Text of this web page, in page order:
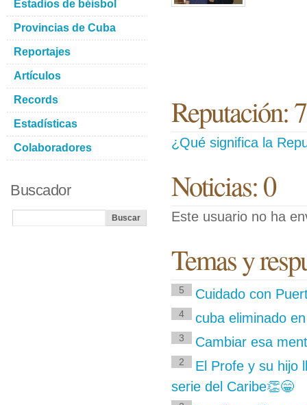
Reputación:
¿Qué significa la
Noticias: 0
Este usuario no ha
Temas y
5 Cuidado con
4 cuba eliminado
3 Cambiar esa
2
El Profe y su hijo
serie del Caribe👏😁
Estadios de béisbol
Provincias de Cuba
Reportajes
Artículos
Records
Estadísticas
Colaboradores
Buscador